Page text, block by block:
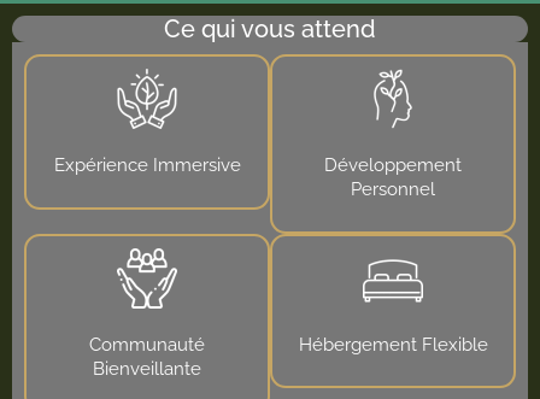
Ce qui vous attend
Expérience Immersive
Développement
Personnel
Communauté
Bienveillante
Hébergement Flexible